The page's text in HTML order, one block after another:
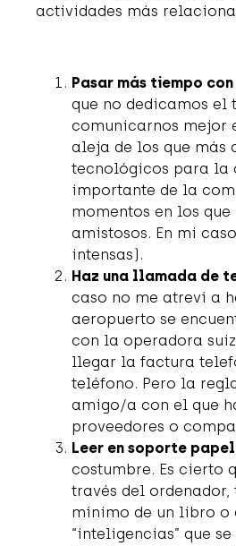
actividades más
Pasar más tiempo
que no dedicamos
comunicarnos mejor
aleja de los que más
tecnológicos para la
importante de la
momentos en los
amistosos. En mi
intensas).
Haz una llamada de
caso no me atreví a
aeropuerto se
con la operadora
llegar la factura
teléfono. Pero la
amigo/a con el que
proveedores o
Leer en soporte papel
costumbre. Es cierto
través del ordenador,
mínimo de un libro o
“inteligencias” que